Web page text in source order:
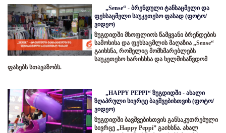
„Sense“ - ბრენდული ტანსაცმელი და
ფეხსაცმელი საუკეთესო ფასად (ფოტო/
ვიდეო)
ზუგდიდში მსოფლიოს წამყვანი ბრენდების
სამოსისა და ფეხსაცმლის მაღაზია „Sense“
გაიხსნა, რომელიც მომხმარებლებს
საუკეთესო ხარისხსა და ხელმისაწვდომ
ფასებს სთავაზობს.
„HAPPY PEPPI“ ზუგდიდში - ახალი
ზღაპრული სივრცე ბავშვებისთვის (ფოტო/
ვიდეო)
ზუგდიდში ბავშვებისთვის განსაკუთრებული
სივრცე „Happy Peppi” გაიხსნა. ახალ